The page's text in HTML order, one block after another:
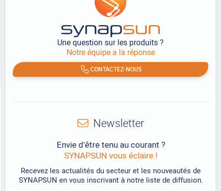
Une question sur les produits ?
Notre équipe a la réponse
CONTACTEZ-NOUS
Newsletter
Envie d'être tenu au courant ?
SYNAPSUN vous éclaire !
Recevez les actualités du secteur et les nouveautés de
SYNAPSUN en vous inscrivant à notre liste de diffusion.